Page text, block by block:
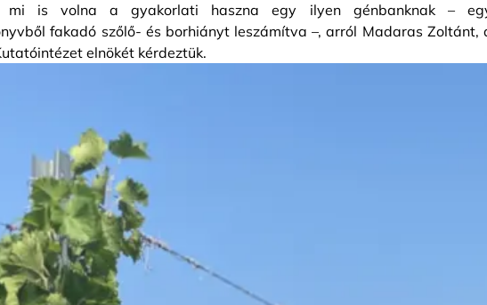
mi is volna a gyakorlati haszna egy ilyen génbanknak –
fakadó szőlő- és borhiányt leszámítva –, arról Madaras Zoltánt,
elnökét kérdeztük.